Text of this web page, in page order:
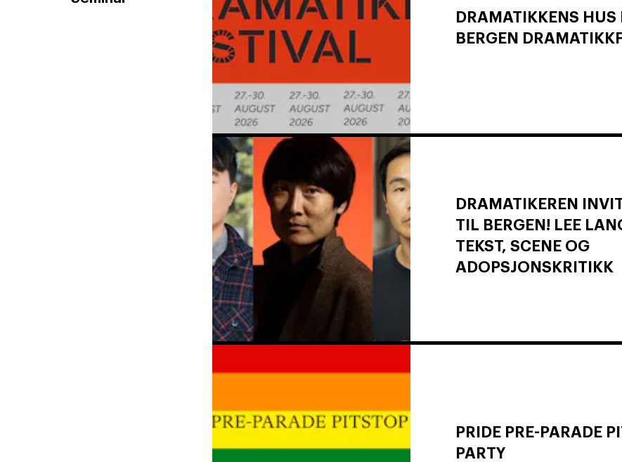
DRAMATIKKENS HUS
BERGEN
DRAMATIKEREN
TIL BERGEN! LEE
TEKST, SCENE OG
ADOPSJONSKRITIKK
PRIDE PRE-PARADE
PARTY